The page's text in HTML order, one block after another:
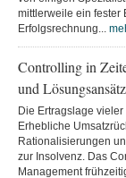
mittlerweile ein fester
Erfolgsrechnung...
Controlling in
und
Die Ertragslage
Erhebliche
Rationalisierungen
zur Insolvenz. Das
Management